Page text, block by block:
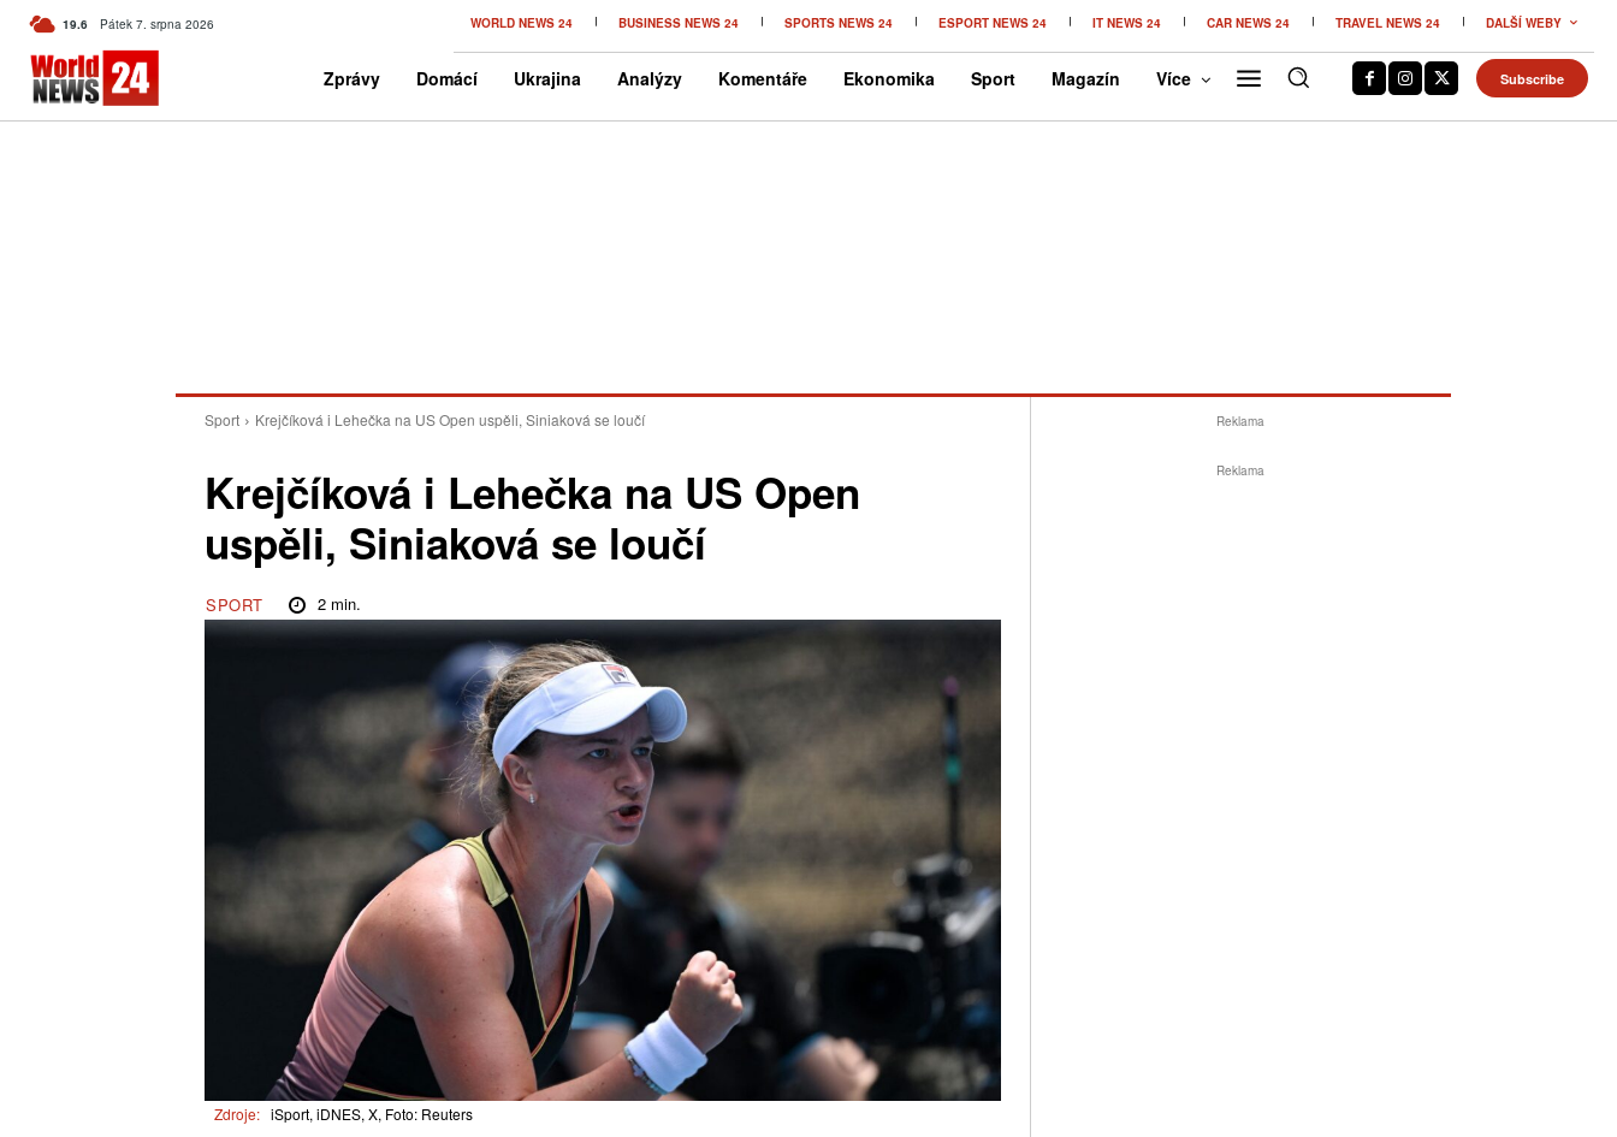
19.6 C Czech
Pátek 7. srpna 2026 WORLD NEWS 24 BUSINESS NEWS 24 SPORTS NEWS 24 ESPORT NEWS 24 IT NEWS 24 CAR NEWS 24 TRAVEL NEWS 24 DALŠÍ WEBY
Zprávy Domácí Ukrajina Analýzy Komentáře Ekonomika Sport Magazín Více Subscribe
Sport Krejčíková i Lehečka na US Open uspěli, Siniaková se loučí
Krejčíková i Lehečka na US Open
uspěli, Siniaková se loučí
SPORT 2min.
Zdroje: iSport, iDNES, X, Foto: Reuters
Reklama
Reklama